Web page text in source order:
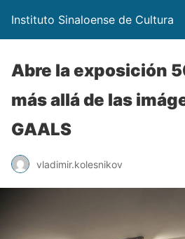
Instituto Sinaloense de Cultura
Abre la exposición
más allá de las
GAALS
vladimir.kolesnikov